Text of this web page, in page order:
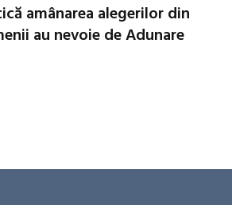
amânarea alegerilor din
au nevoie de Adunare